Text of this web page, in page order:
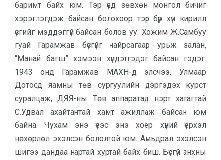
баримт байх юм. Тэр үед зөвхөн монгол бичиг
хэрэглэгдэж байсан болохоор тэр бүр хүн кирилл
үсгийг мэддэггүй байсан болов уу. Хожим Ж.Самбуу
гуай Гарамжав бүсгүйг найрсагаар урьж залан,
“Манай багш” хэмээн хүндэтгэдэг байсан гэдэг.
1943 онд Гарамжав МАХН-д элсчээ. Улмаар
Дотоод яамны төв сургуулийн дэргэдэх курст
суралцаж, ДЯЯ-ны Төв аппаратад нэрт хатагтай
С.Удвал ахайтантай хамт ажиллаж байсан юм
байна. Чухам энэ үеэс энэ хоёр хүний үерхэл
нөхөрлөл эхэлсэн бололтой юм. Амьдрал эхэлсэн
шигээ дандаа нартай хуртай байх биш. Бүсгүй анхны